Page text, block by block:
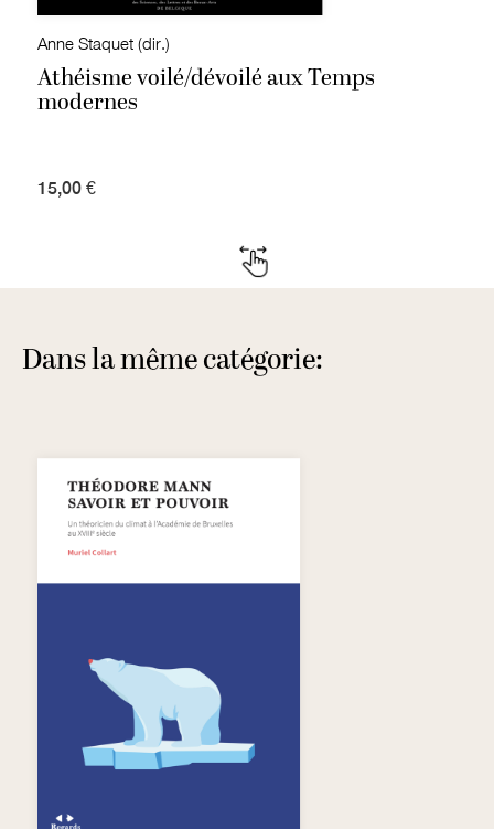
Anne Staquet (dir.)
Athéisme voilé/dévoilé aux Temps
modernes
15,00 €
Dans la même catégorie: